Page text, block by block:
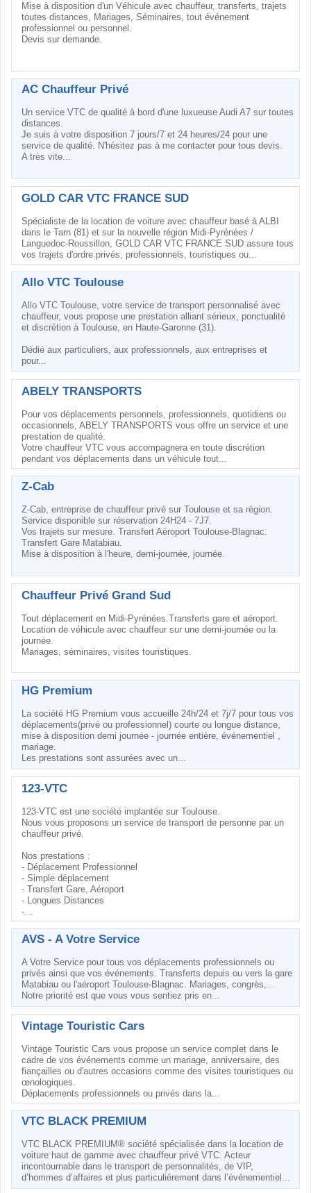
Mise à disposition d'un Véhicule avec chauffeur, transferts, trajets
toutes distances, Mariages, Séminaires, tout événement
professionnel ou personnel.
Devis sur demande.
AC Chauffeur Privé
Un service VTC de qualité à bord d'une luxueuse Audi A7 sur toutes
distances.
Je suis à votre disposition 7 jours/7 et 24 heures/24 pour une
service de qualité. N'hésitez pas à me contacter pour tous devis.
A très vite...
GOLD CAR VTC FRANCE SUD
Spécialiste de la location de voiture avec chauffeur basé à ALBI
dans le Tarn (81) et sur la nouvelle région Midi-Pyrénées /
Languedoc-Roussillon, GOLD CAR VTC FRANCE SUD assure tous
vos trajets d'ordre privés, professionnels, touristiques ou...
Allo VTC Toulouse
Allo VTC Toulouse, votre service de transport personnalisé avec
chauffeur, vous propose une prestation alliant sérieux, ponctualité
et discrétion à Toulouse, en Haute-Garonne (31).
Dédié aux particuliers, aux professionnels, aux entreprises et
pour...
ABELY TRANSPORTS
Pour vos déplacements personnels, professionnels, quotidiens ou
occasionnels, ABELY TRANSPORTS vous offre un service et une
prestation de qualité.
Votre chauffeur VTC vous accompagnera en toute discrétion
pendant vos déplacements dans un véhicule tout...
Z-Cab
Z-Cab, entreprise de chauffeur privé sur Toulouse et sa région.
Service disponible sur réservation 24H24 - 7J7.
Vos trajets sur mesure. Transfert Aéroport Toulouse-Blagnac.
Transfert Gare Matabiau.
Mise à disposition à l'heure, demi-journée, journée.
Chauffeur Privé Grand Sud
Tout déplacement en Midi-Pyrénées.Transferts gare et aéroport.
Location de véhicule avec chauffeur sur une demi-journée ou la
journée.
Mariages, séminaires, visites touristiques.
HG Premium
La société HG Premium vous accueille 24h/24 et 7j/7 pour tous vos
déplacements(privé ou professionnel) courte ou longue distance,
mise à disposition demi journée - journée entière, événementiel ,
mariage.
Les prestations sont assurées avec un...
123-VTC
123-VTC est une société implantée sur Toulouse.
Nous vous proposons un service de transport de personne par un
chauffeur privé.
Nos prestations :
- Déplacement Professionnel
- Simple déplacement
- Transfert Gare, Aéroport
- Longues Distances
-...
AVS - A Votre Service
A Votre Service pour tous vos déplacements professionnels ou
privés ainsi que vos événements. Transferts depuis ou vers la gare
Matabiau ou l'aéroport Toulouse-Blagnac. Mariages, congrès,...
Notre priorité est que vous vous sentiez pris en...
Vintage Touristic Cars
Vintage Touristic Cars vous propose un service complet dans le
cadre de vos événements comme un mariage, anniversaire, des
fiançailles ou d'autres occasions comme des visites touristiques ou
œnologiques.
Déplacements professionnels ou privés dans la...
VTC BLACK PREMIUM
VTC BLACK PREMIUM® société spécialisée dans la location de
voiture haut de gamme avec chauffeur privé VTC. Acteur
incontournable dans le transport de personnalités, de VIP,
d’hommes d’affaires et plus particulièrement dans l’événementiel...